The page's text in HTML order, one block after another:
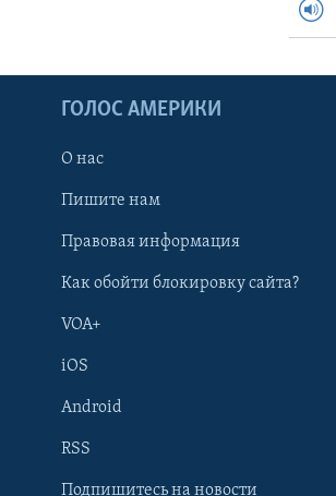
Learning English
ГОЛОС АМЕРИКИ
О нас
Пишите нам
Правовая информация
Как обойти блокировку сайта?
VOA+
iOS
Android
RSS
Подпишитесь на новости